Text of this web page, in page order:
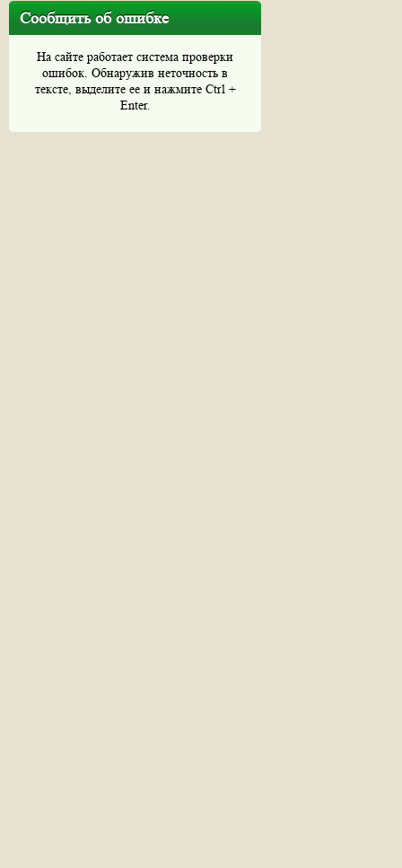
Сообщить об ошибке
На сайте работает система проверки
ошибок. Обнаружив неточность в
тексте, выделите ее и нажмите Ctrl +
Enter.